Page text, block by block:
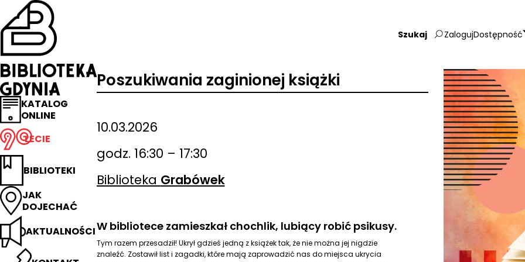
Przejdź
na
stronę
główną
Biblioteka
Gdynia
KATALOG
ONLINE
LECIE
BIBLIOTEKI
JAK
DOJECHAĆ
AKTUALNOŚCI
Wpisz
frazę:
ZalogujDostępność
Poszukiwania zaginionej książki
10.03.2026
godz. 16:30 – 17:30
Biblioteka Grabówek
W bibliotece zamieszkał chochlik, lubiący robić psikusy.
Tym razem przesadził! Ukrył gdzieś jedną z książek tak, że nie można jej nigdzie
znaleźć. Zostawił list i zagadki, które mają zaprowadzić nas do miejsca ukrycia